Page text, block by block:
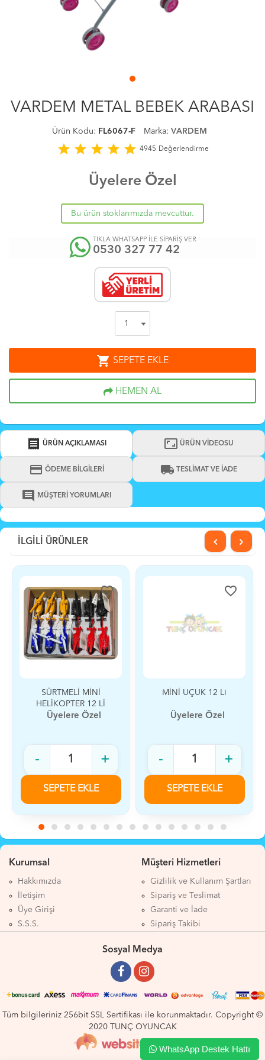
VARDEM METAL BEBEK ARABASI
Ürün Kodu: FL6067-F Marka: VARDEM
star star star star star 4945 Değerlendirme
Üyelere Özel
Bu ürün stoklarımızda mevcuttur.
TIKLA WHATSAPP İLE SİPARİŞ VER
0530 327 77 42
shopping_cart SEPETE EKLE
HEMEN AL
receipt ÜRÜN AÇIKLAMASI aspect_ratio ÜRÜN VİDEOSU
credit_card ÖDEME BİLGİLERİ local_shipping TESLİMAT VE İADE
comment MÜŞTERİ YORUMLARI
İLGİLİ ÜRÜNLER
favorite_border
SÜRTMELİ MİNİ
HELİKOPTER 12 Lİ
Üyelere Özel
- +
SEPETE EKLE
favorite_border
MİNİ UÇUK 12 Lİ
Üyelere Özel
- +
SEPETE EKLE
Kurumsal
Hakkımızda
İletişim
Üye Girişi
S.S.S.
Müşteri Hizmetleri
Gizlilik ve Kullanım Şartları
Sipariş ve Teslimat
Garanti ve İade
Sipariş Takibi
Sosyal Medya
Tüm bilgileriniz 256bit SSL Sertifikası ile korunmaktadır. Copyright ©
2020 TUNÇ OYUNCAK
WhatsApp Destek Hattı